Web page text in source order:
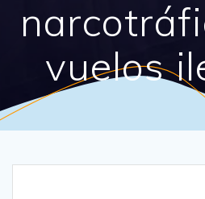
vuelos